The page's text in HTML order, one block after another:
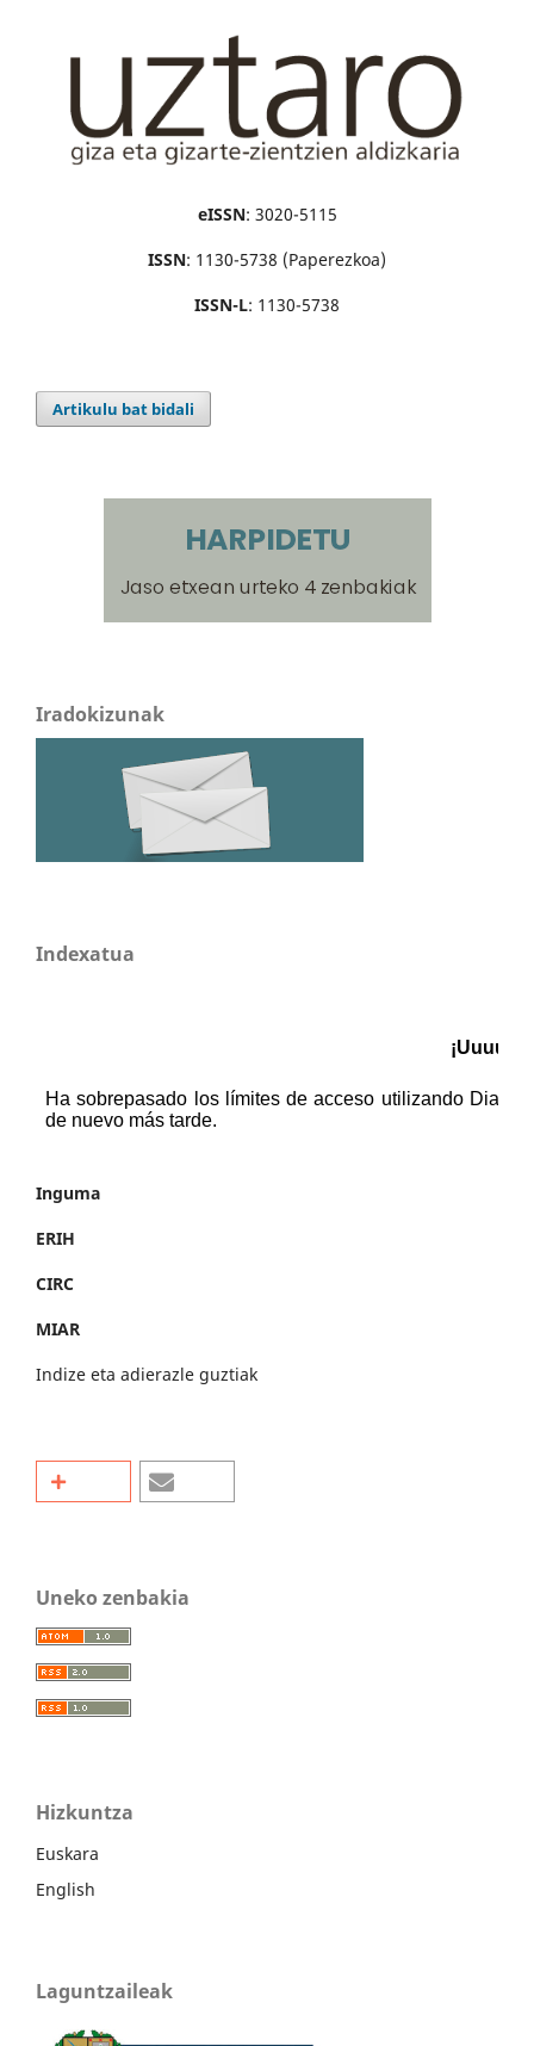
eISSN: 3020-5115
ISSN: 1130-5738 (Paperezkoa)
ISSN-L: 1130-5738
Artikulu bat bidali
Iradokizunak
Indexatua
Inguma
ERIH
CIRC
MIAR
Indize eta adierazle guztiak
Uneko zenbakia
Hizkuntza
Euskara
English
Laguntzaileak